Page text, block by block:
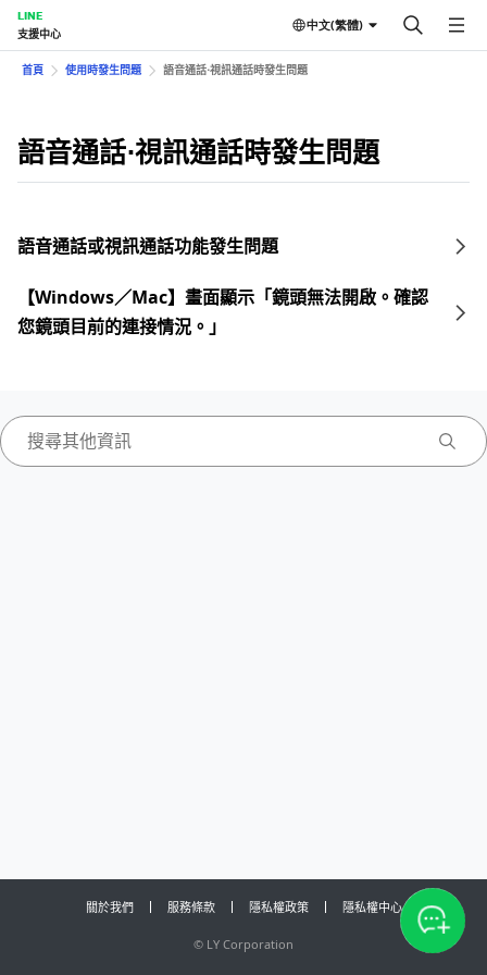
LINE
支援中心
中文(繁體)
首頁 使用時發生問題 語音通話⋅視訊通話時發生問題
語音通話⋅視訊通話時發生問題
語音通話或視訊通話功能發生問題
【Windows／Mac】畫面顯示「鏡頭無法開啟。確認
您鏡頭目前的連接情況。」
關於我們 服務條款 隱私權政策 隱私權中心
© LY Corporation